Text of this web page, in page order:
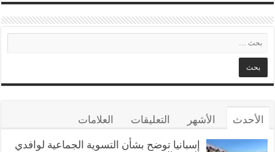
الأحدث الأشهر التعليقات العلامات
إسبانيا توضح بشأن التسوية الجماعية لوافدي